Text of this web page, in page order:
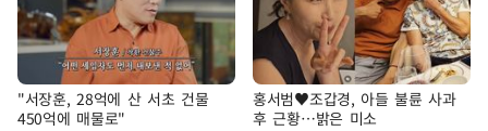
"서장훈, 28억에 산 서초 건물
450억에 매물로"
홍서범♥조갑경, 아들 불륜 사과
후 근황…밝은 미소